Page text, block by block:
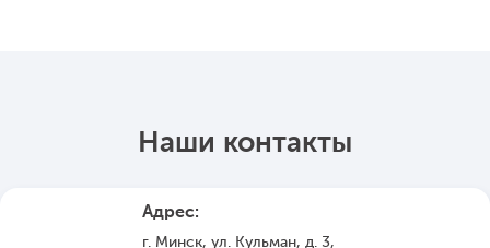
Наши контакты
Адрес:
г. Минск, ул. Кульман, д. 3,